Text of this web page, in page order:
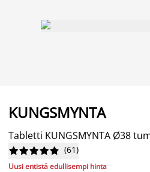
KUNGSMYNTA
Tabletti KUNGSMYNTA Ø38





 (61)
Uusi entistä edullisempi hinta